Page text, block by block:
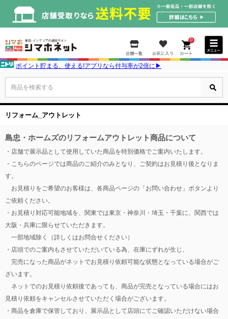
0
ポイント貯まる、使える!アプリなら付与率が2倍に▶
商品を検索する
リフォーム_アウトレット
島忠・ホームズのリフォームアウトレット商品について
・店舗で展示品として使用していた商品を特別価格でご案内いたします。
・こちらのページでは商品のご紹介のみとなり、ご契約はお見積り後となりま
す。
お見積りをご希望のお客様は、各商品ページの「お問い合わせ」ボタンより
ご依頼ください。
・お見積り対応可能地域を、関東では東京・神奈川・埼玉・千葉に、関西では
大阪・兵庫に限らせていただきます。
一部地域除く（詳しくはお問合せください）
・店頭でのご案内もさせていただいている為、在庫にずれが生じ、
完売になった商品がネットでお見積り依頼可能な状態となっている場合がご
ざいます。
ネットでのお見積り依頼後であっても、商品が完売となっている場合にはお
見積り依頼をキャンセルさせていただく場合がございます。
・商品を倉庫で保管しており、展示品として店頭にてご確認いただけない場合